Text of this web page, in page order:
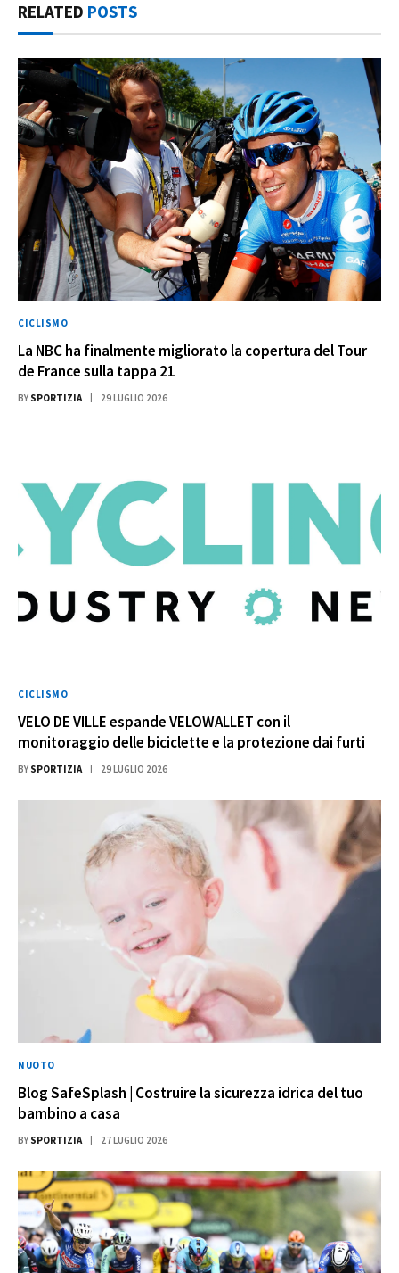
RELATED POSTS
CICLISMO
La NBC ha finalmente migliorato la copertura del Tour
de France sulla tappa 21
BY SPORTIZIA 29 LUGLIO 2026
CICLISMO
VELO DE VILLE espande VELOWALLET con il
monitoraggio delle biciclette e la protezione dai furti
BY SPORTIZIA 29 LUGLIO 2026
NUOTO
Blog SafeSplash | Costruire la sicurezza idrica del tuo
bambino a casa
BY SPORTIZIA 27 LUGLIO 2026